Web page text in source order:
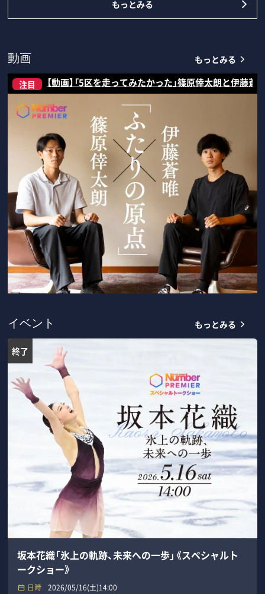
もっとみる
動画 もっとみる
注目 【動画】「5区を走ってみたかった」篠原倖太朗と伊藤
イベント もっとみる
終了
坂本花織「氷上の軌跡、未来への一歩」《スペシャルト
ークショー》
日時
2026/05/16(土)14:00